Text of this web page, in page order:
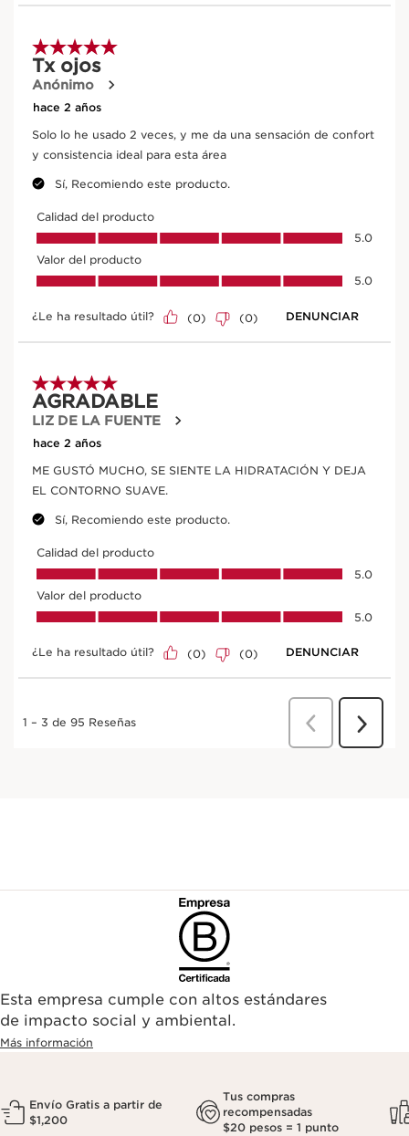
Esta empresa cumple con altos estándares
de impacto social y ambiental.
Más información
Envío Gratis a partir de
$1,200
Tus compras
recompensadas
$20 pesos = 1 punto